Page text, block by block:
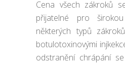
Cena všech zákroků
přijatelné pro
některých typů
botulotoxinovými
odstranění chrápání